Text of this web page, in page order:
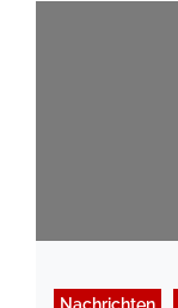
Nachrichten